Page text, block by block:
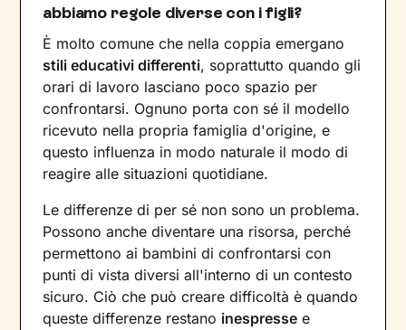
abbiamo regole diverse con i figli?
È molto comune che nella coppia emergano
stili educativi differenti, soprattutto quando gli
orari di lavoro lasciano poco spazio per
confrontarsi. Ognuno porta con sé il modello
ricevuto nella propria famiglia d'origine, e
questo influenza in modo naturale il modo di
reagire alle situazioni quotidiane.
Le differenze di per sé non sono un problema.
Possono anche diventare una risorsa, perché
permettono ai bambini di confrontarsi con
punti di vista diversi all'interno di un contesto
sicuro. Ciò che può creare difficoltà è quando
queste differenze restano inespresse e